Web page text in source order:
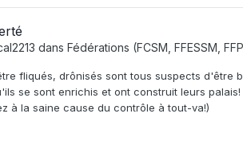
dans Fédérations (FCSM, FFESSM,
fliqués, drônisés sont tous suspects d'être
se sont enrichis et ont construit leurs
à la saine cause du contrôle à tout-va!)